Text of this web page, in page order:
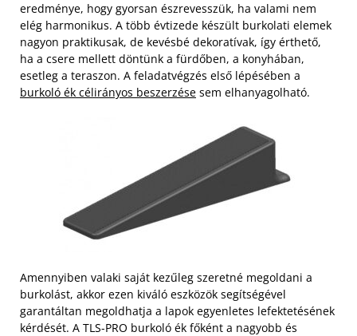
eredménye, hogy gyorsan észrevesszük, ha valami nem
elég harmonikus. A több évtizede készült burkolati elemek
nagyon praktikusak, de kevésbé dekoratívak, így érthető,
ha a csere mellett döntünk a fürdőben, a konyhában,
esetleg a teraszon. A feladatvégzés első lépésében a
burkoló ék célirányos beszerzése sem elhanyagolható.
Amennyiben valaki saját kezűleg szeretné megoldani a
burkolást, akkor ezen kiváló eszközök segítségével
garantáltan megoldhatja a lapok egyenletes lefektetésének
kérdését. A TLS-PRO burkoló ék főként a nagyobb és